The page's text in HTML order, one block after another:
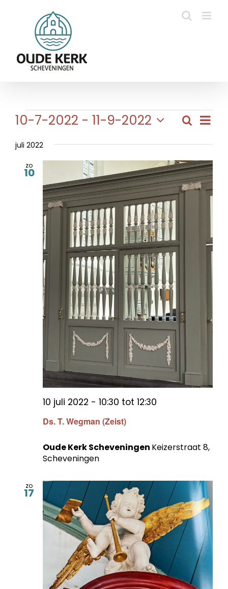
Evenementen
en
Zoeken
Lijst
10-7-2022 - 11-9-2022
een
datum.
juli 2022
zo
10
Ds. T. Wegman (Zeist)
10 juli 2022 - 10:30 tot 12:30
Oude Kerk Scheveningen Keizerstraat 8,
Scheveningen
zo
17